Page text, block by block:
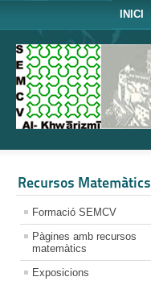
INICI
Recursos Matemàtics
Formació SEMCV
Pàgines amb recursos
matemàtics
Exposicions